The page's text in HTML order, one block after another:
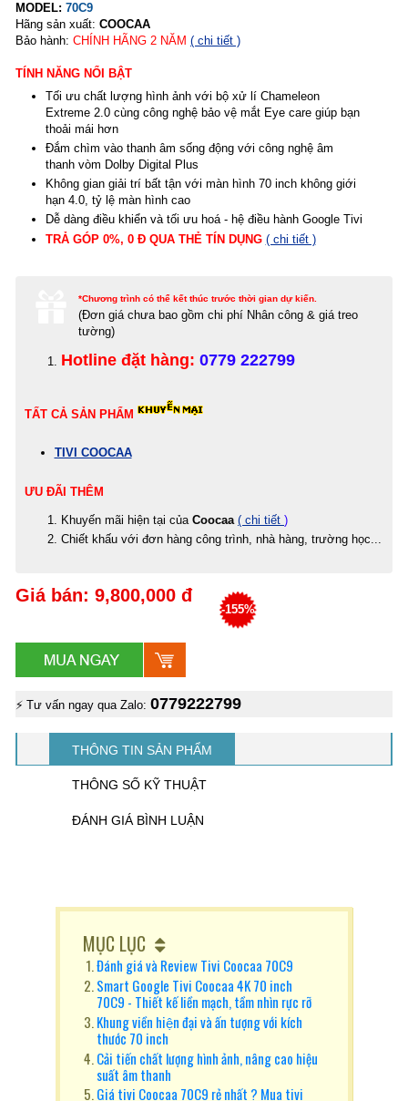
MODEL: 70C9
Hãng sản xuất: COOCAA
Bảo hành: CHÍNH HÃNG 2 NĂM ( chi tiết )
TÍNH NĂNG NỔI BẬT
Tối ưu chất lượng hình ảnh với bộ xử lí Chameleon
Extreme 2.0 cùng công nghệ bảo vệ mắt Eye care giúp bạn
thoải mái hơn
Đắm chìm vào thanh âm sống động với công nghệ âm
thanh vòm Dolby Digital Plus
Không gian giải trí bất tận với màn hình 70 inch không giới
hạn 4.0, tỷ lệ màn hình cao
Dễ dàng điều khiển và tối ưu hoá - hệ điều hành Google Tivi
TRẢ GÓP 0%, 0 Đ QUA THẺ TÍN DỤNG ( chi tiết )
*Chương trình có thể kết thúc trước thời gian dự kiến.
(Đơn giá chưa bao gồm chi phí Nhân công & giá treo
tường)
Hotline đặt hàng: 0779 222799
TẤT CẢ SẢN PHẨM
TIVI COOCAA
ƯU ĐÃI THÊM
Khuyến mãi hiện tại của Coocaa ( chi tiết )
Chiết khấu với đơn hàng công trình, nhà hàng, trường học...
Giá bán: 9,800,000 đ
-155%
⚡ Tư vấn ngay qua Zalo: 0779222799
THÔNG TIN SẢN PHẨM
THÔNG SỐ KỸ THUẬT
ĐÁNH GIÁ BÌNH LUẬN
MỤC LỤC
Đánh giá và Review Tivi Coocaa 70C9
Smart Google Tivi Coocaa 4K 70 inch
70C9 - Thiết kế liền mạch, tầm nhìn rực rỡ
Khung viền hiện đại và ấn tượng với kích
thước 70 inch
Cải tiến chất lượng hình ảnh, nâng cao hiệu
suất âm thanh
Giá tivi Coocaa 70C9 rẻ nhất ? Mua tivi